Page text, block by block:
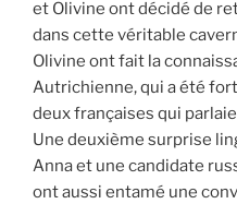
et Olivine ont décidé de
dans cette véritable
Olivine ont fait la
Autrichienne, qui a été
deux françaises qui
Une deuxième surprise
Anna et une candidate
ont aussi entamé une